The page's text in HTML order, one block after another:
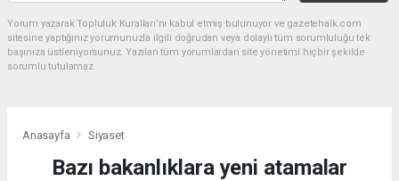
Yorum yazarak Topluluk Kuralları’nı kabul etmiş bulunuyor ve gazetehalk.com
sitesine yaptığınız yorumunuzla ilgili doğrudan veya dolaylı tüm sorumluluğu tek
başınıza üstleniyorsunuz. Yazılan tüm yorumlardan site yönetimi hiçbir şekilde
sorumlu tutulamaz.
Anasayfa Siyaset
Bazı bakanlıklara yeni atamalar